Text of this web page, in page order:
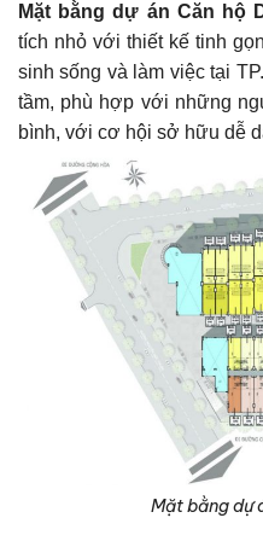
Mặt bằng dự án Căn hộ
tích nhỏ với thiết kế tinh
sinh sống và làm việc tại
tầm, phù hợp với những
bình, với cơ hội sở hữu dễ
Mặt bằng dự